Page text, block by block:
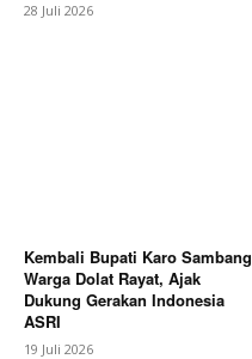
Company
28 Juli 2026
Kembali Bupati Karo Sambang
Warga Dolat Rayat, Ajak
Dukung Gerakan Indonesia
ASRI
19 Juli 2026